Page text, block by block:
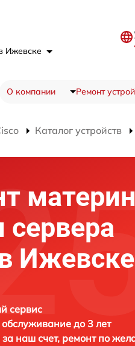
Ижевске
О компании Ремонт
Каталог устройств
сервера
Ижевске
сервис
до 3 лет
наш счет, ремонт по